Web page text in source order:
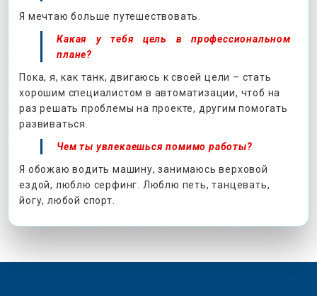
Я мечтаю больше путешествовать.
Какая у тебя цель в профессиональном
плане?
Пока, я, как танк, двигаюсь к своей цели – стать
хорошим специалистом в автоматизации, чтоб на
раз решать проблемы на проекте, другим помогать
развиваться.
Чем ты увлекаешься помимо работы?
Я обожаю водить машину, занимаюсь верховой
ездой, люблю серфинг. Люблю петь, танцевать,
йогу, любой спорт.